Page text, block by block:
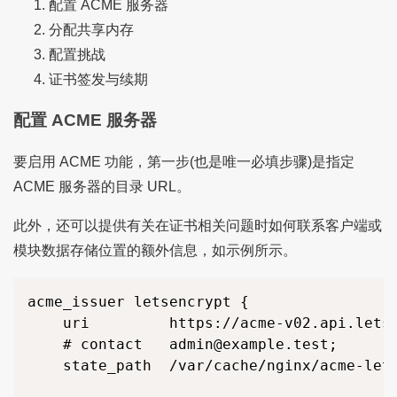
配置 ACME 服务器
分配共享内存
配置挑战
证书签发与续期
配置 ACME 服务器
要启用 ACME 功能，第一步(也是唯一必填步骤)是指定
ACME 服务器的目录 URL。
此外，还可以提供有关在证书相关问题时如何联系客户端或
模块数据存储位置的额外信息，如示例所示。
acme_issuer letsencrypt {
uri         https://acme-
    # contact   admin@example.test;
state_path  /var/cache/nginx/acme-